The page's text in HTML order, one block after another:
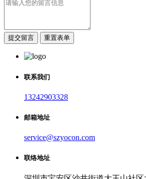
提交留言 重置表单
联系我们
13242903328
邮箱地址
service@szyocon.com
联络地址